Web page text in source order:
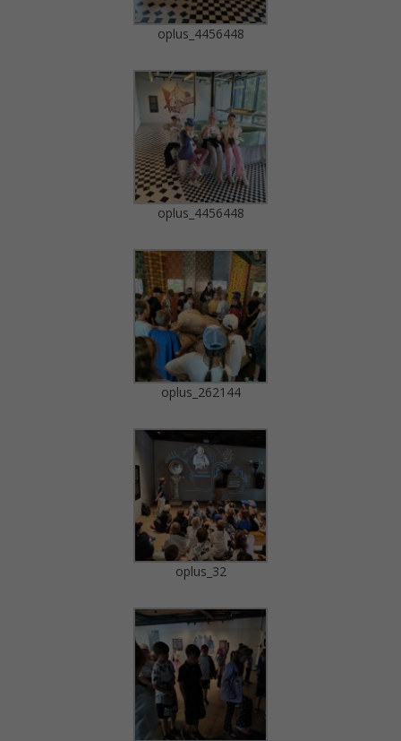
oplus_4456448
oplus_4456448
oplus_262144
oplus_32